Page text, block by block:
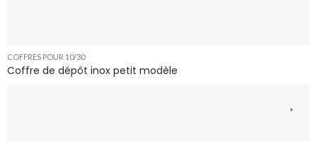
COFFRES POUR 10/30
Coffre de dépôt inox petit modèle